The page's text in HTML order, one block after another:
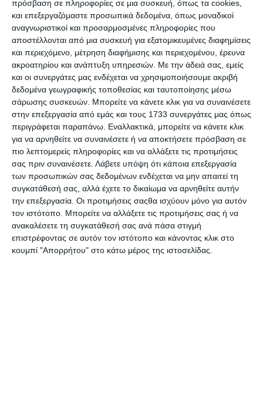
πρόσβαση σε πληροφορίες σε μια συσκευή, όπως τα cookies,
και επεξεργαζόμαστε προσωπικά δεδομένα, όπως μοναδικοί
αναγνωριστικοί και προσαρμοσμένες πληροφορίες που
αποστέλλονται από μια συσκευή για εξατομικευμένες διαφημίσεις
και περιεχόμενο, μέτρηση διαφήμισης και περιεχομένου, έρευνα
ακροατηρίου και ανάπτυξη υπηρεσιών. Με την άδειά σας, εμείς
και οι συνεργάτες μας ενδέχεται να χρησιμοποιήσουμε ακριβή
δεδομένα γεωγραφικής τοποθεσίας και ταυτοποίησης μέσω
σάρωσης συσκευών. Μπορείτε να κάνετε κλικ για να συναινέσετε
στην επεξεργασία από εμάς και τους 1733 συνεργάτες μας όπως
περιγράφεται παραπάνω. Εναλλακτικά, μπορείτε να κάνετε κλικ
για να αρνηθείτε να συναινέσετε ή να αποκτήσετε πρόσβαση σε
πιο λεπτομερείς πληροφορίες και να αλλάξετε τις προτιμήσεις
σας πριν συναινέσετε. Λάβετε υπόψη ότι κάποια επεξεργασία
των προσωπικών σας δεδομένων ενδέχεται να μην απαιτεί τη
συγκατάθεσή σας, αλλά έχετε το δικαίωμα να αρνηθείτε αυτήν
την επεξεργασία. Οι προτιμήσεις σαςθα ισχύουν μόνο για αυτόν
τον ιστότοπο. Μπορείτε να αλλάξετε τις προτιμήσεις σας ή να
ανακαλέσετε τη συγκατάθεσή σας ανά πάσα στιγμή
επιστρέφοντας σε αυτόν τον ιστότοπο και κάνοντας κλικ στο
κουμπί "Απορρήτου" στο κάτω μέρος της ιστοσελίδας.
Κωδικός πρόσβασης:
Ξεχάσατε τον κωδικό;
Θυμήσου με